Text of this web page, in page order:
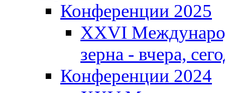
Конференции 2025
XXVI
зерна - вчера,
Конференции 2024